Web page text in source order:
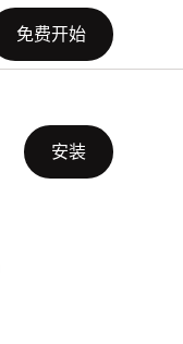
免费开始
安装